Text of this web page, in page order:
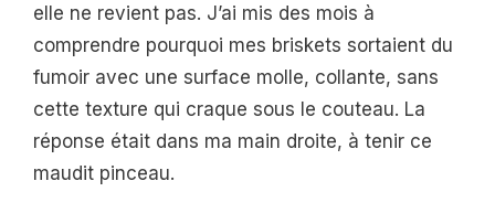
elle ne revient pas. J’ai mis des mois à
comprendre pourquoi mes briskets sortaient du
fumoir avec une surface molle, collante, sans
cette texture qui craque sous le couteau. La
réponse était dans ma main droite, à tenir ce
maudit pinceau.